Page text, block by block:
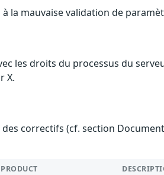
la mauvaise validation de
les droits du processus du
X.
correctifs (cf. section
PRODUCT